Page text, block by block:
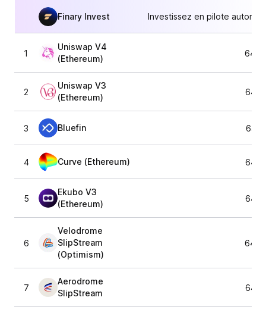
Finary Invest Investissez en pilote
1
Uniswap V4
(Ethereum)
64
2
Uniswap V3
(Ethereum)
64
3 Bluefin 64
4 Curve (Ethereum) 64
5
Ekubo V3
(Ethereum)
64
6
Velodrome
SlipStream
(Optimism)
64
7
Aerodrome
SlipStream
64